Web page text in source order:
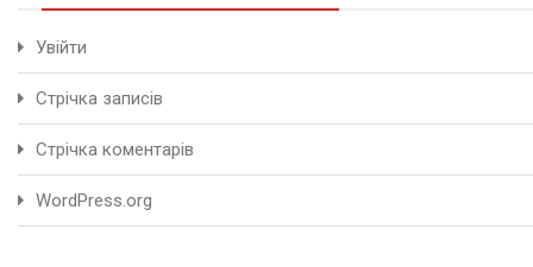
Увійти
Стрічка записів
Стрічка коментарів
WordPress.org